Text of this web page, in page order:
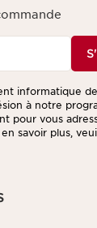
informatique
à notre
pour vous
savoir plus,